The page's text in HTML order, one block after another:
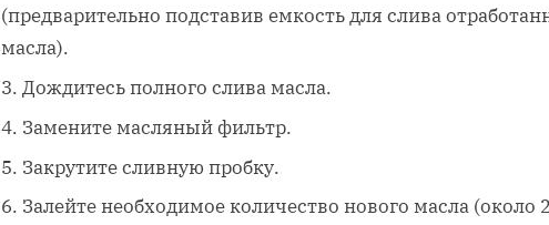
(предварительно подставив емкость для слива
масла).
Дождитесь полного слива масла.
Замените масляный фильтр.
Закрутите сливную пробку.
Залейте необходимое количество нового масла (около